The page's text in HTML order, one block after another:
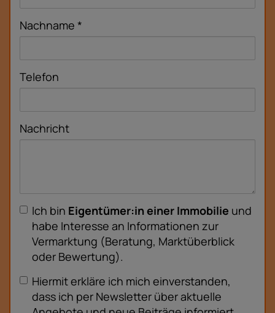
Nachname
Telefon
Nachricht
Ich bin Eigentümer:in einer Immobilie und
habe Interesse an Informationen zur
Vermarktung (Beratung, Marktüberblick
oder Bewertung).
Hiermit erkläre ich mich einverstanden,
dass ich per Newsletter über aktuelle